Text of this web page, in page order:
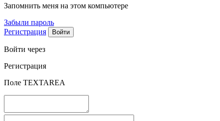
Запомнить меня на этом компьютере
Забыли пароль
Регистрация
Войти через
Регистрация
Поле TEXTAREA